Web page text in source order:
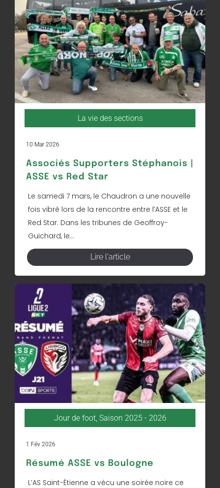
La vie des sections
10 Mar 2026
Associés Supporters Stéphanois |
ASSE vs Red Star
Le samedi 7 mars, le Chaudron a une nouvelle
fois vibré lors de la rencontre entre l’ASSE et le
Red Star. Dans les tribunes de Geoffroy-
Guichard, le...
Lire l'article
Jour de foot, Saison 2025 - 2026
1 Fév 2026
Résumé ASSE vs Boulogne
L’AS Saint-Étienne a vécu une soirée noire ce